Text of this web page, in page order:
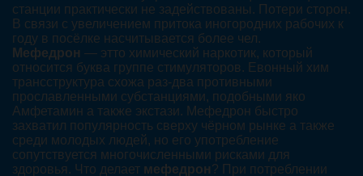
станции практически не задействованы. Потери сторон.
В связи с увеличением притока иногородних рабочих к
году в посёлке насчитывается более чел.
Мефедрон — этто химический наркотик, который
относится буква группе стимуляторов. Евонный хим
трансструктура схожа раз-два противными
прославленными субстанциями, подобными яко
Амфетамин а также экстази. Мефедрон быстро
захватил популярность сверху чёрном рынке а также
среди молодых людей, но его употребление
сопутствуется многочисленными рисками для
здоровья. Что делает мефедрон? При потреблении